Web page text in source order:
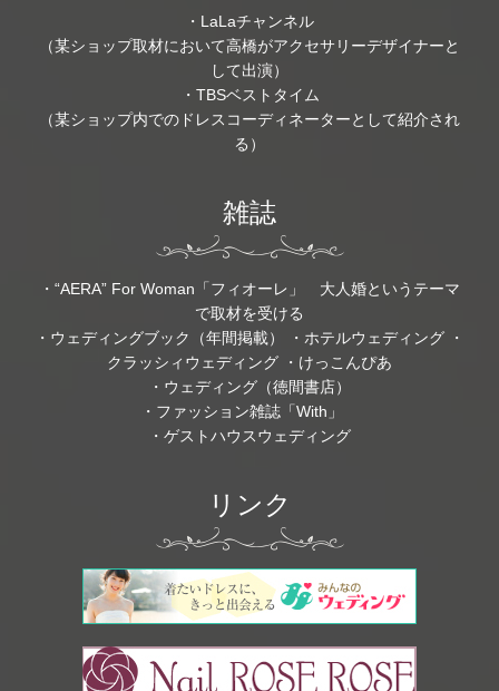
・LaLaチャンネル
（某ショップ取材において高橋がアクセサリーデザイナーと
して出演）
・TBSベストタイム
（某ショップ内でのドレスコーディネーターとして紹介され
る）
雑誌
・“AERA” For Woman「フィオーレ」 大人婚というテーマ
で取材を受ける
・ウェディングブック（年間掲載） ・ホテルウェディング ・
クラッシィウェディング ・けっこんぴあ
・ウェディング（徳間書店）
・ファッション雑誌「With」
・ゲストハウスウェディング
リンク